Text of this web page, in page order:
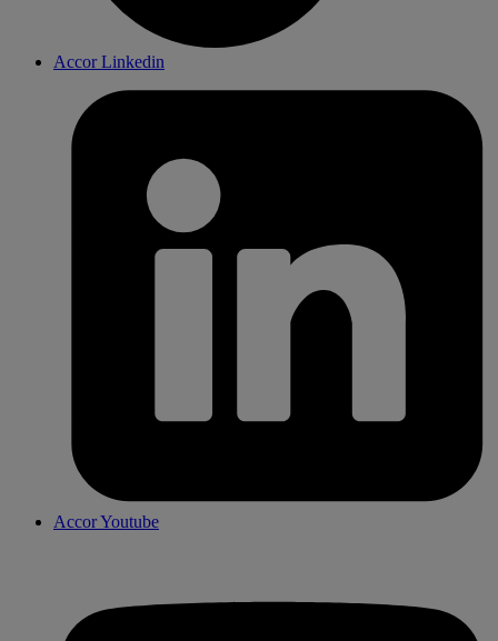
Accor Linkedin
Accor Youtube